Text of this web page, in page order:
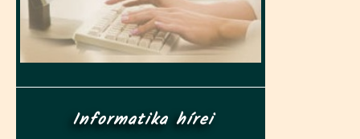
Informatika hírei